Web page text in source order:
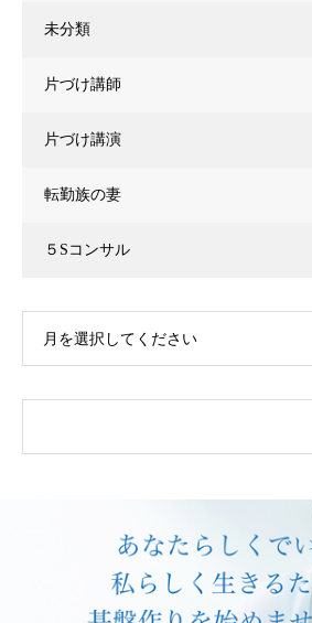
未分類
片づけ講師
片づけ講演
転勤族の妻
５Sコンサル
月を選択してください